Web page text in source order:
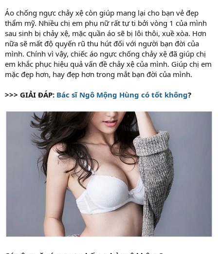
Áo chống ngực chảy xệ còn giúp mang lại cho bạn vẻ đẹp
thẩm mỹ. Nhiều chị em phụ nữ rất tự ti bởi vòng 1 của mình
sau sinh bị chảy xệ, mặc quần áo sẽ bị lôi thôi, xuề xòa. Hơn
nữa sẽ mất độ quyến rũ thu hút đối với người bạn đời của
mình. Chính vì vậy, chiếc áo ngực chống chảy xệ đã giúp chị
em khắc phục hiệu quả vấn đề chảy xệ của mình. Giúp chị em
mặc đẹp hơn, hay đẹp hơn trong mắt bạn đời của mình.
>>> GIẢI ĐÁP: Bác sĩ Ngô Mộng Hùng có tốt không?